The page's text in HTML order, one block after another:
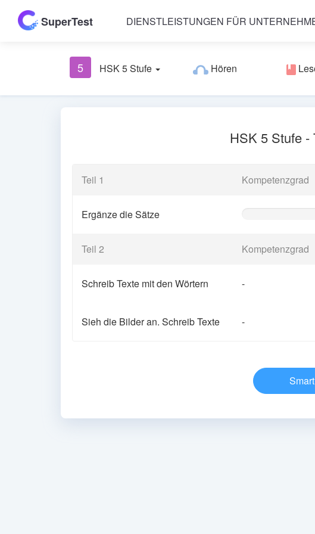
SuperTest DIENSTLEISTUNGEN FÜR
5 HSK 5 Stufe Hören
HSK 5 Stufe -
Teil 1 Kompetenzgrad
Ergänze die Sätze
Teil 2 Kompetenzgrad
Schreib Texte mit den Wörtern -
Sieh die Bilder an. Schreib Texte -